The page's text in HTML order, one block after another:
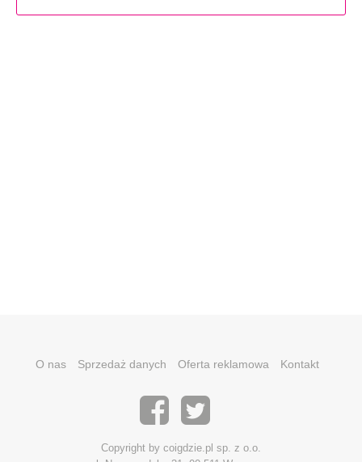
O nas Sprzedaż danych Oferta reklamowa Kontakt
Copyright by coigdzie.pl sp. z o.o.